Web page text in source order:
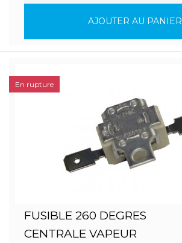
AJOUTER AU PANIER
FUSIBLE 260 DEGRES
CENTRALE VAPEUR
En rupture